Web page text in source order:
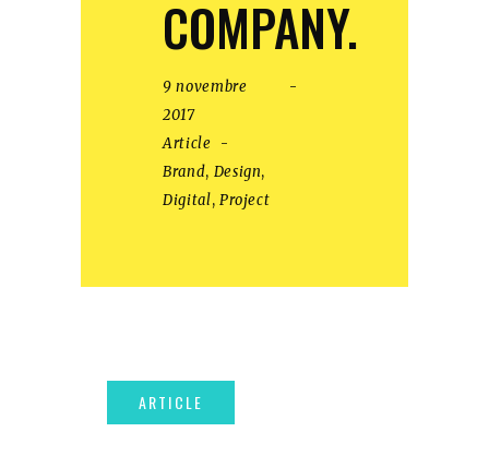
COMPANY.
9 novembre
2017
Article
Brand, Design,
Digital, Project